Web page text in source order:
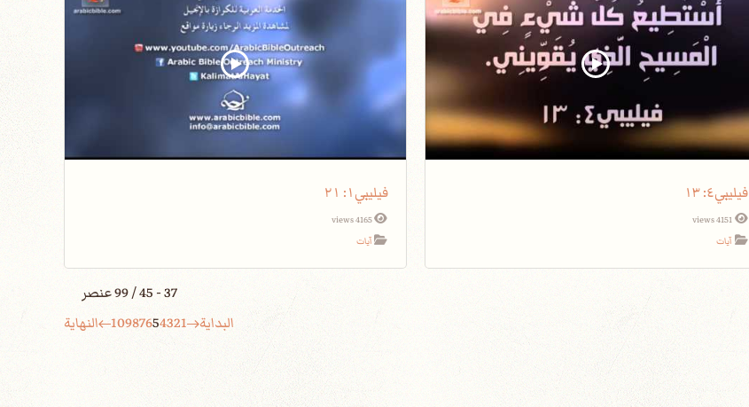
فيليبي٤: ١٣
آيات
فيليبي١: ٢١
4165 views
آيات
37 - 45 / 99 عنصر
البداية
1
2
3
4
5
6
7
8
9
10 النهاية